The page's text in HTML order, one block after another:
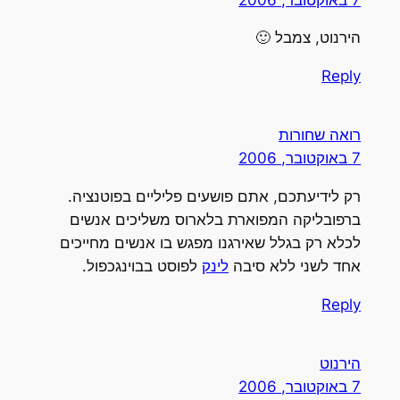
הירנוט, צמבל 🙂
Reply
רואה שחורות
7 באוקטובר, 2006
רק לידיעתכם, אתם פושעים פליליים בפוטנציה.
ברפובליקה המפוארת בלארוס משליכים אנשים
לכלא רק בגלל שאירגנו מפגש בו אנשים מחייכים
אחד לשני ללא סיבה לינק לפוסט בבוינגכפול.
Reply
הירנוט
7 באוקטובר, 2006